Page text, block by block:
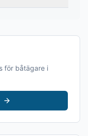
för båtägare i